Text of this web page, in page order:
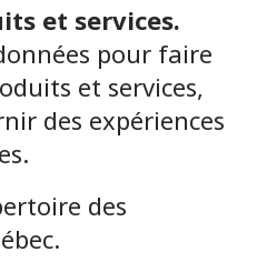
et services.
pour faire
et services,
des expériences
des